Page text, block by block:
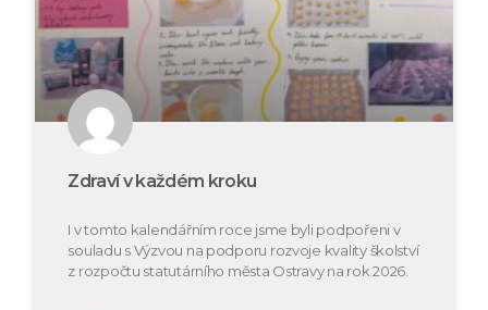
Zdraví v každém kroku
I v tomto kalendářním roce jsme byli podpořeni v
souladu s Výzvou na podporu rozvoje kvality školství
z rozpočtu statutárního města Ostravy na rok 2026.